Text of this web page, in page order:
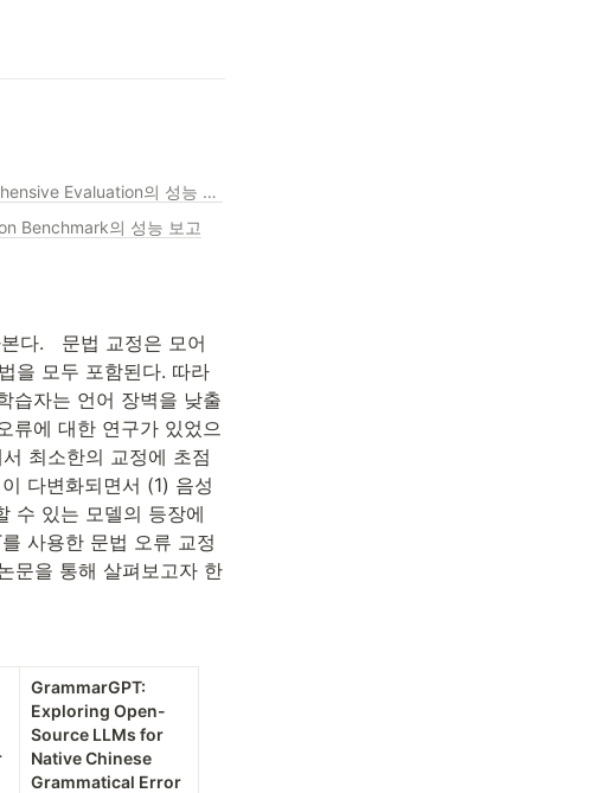
Is ChatGPT a Highly Fluent Grammatical Error Correction System?A Comprehensive Evaluation의 성능 보고
Benchmark의 성능 보고
다.   문법 교정은 모어
을 모두 포함된다. 따라
습자는 언어 장벽을 낮출
류에 대한 연구가 있었으
최소한의 교정에 초점
다변화되면서 (1) 음성
수 있는 모델의 등장에
사용한 문법 오류 교정
문을 통해 살펴보고자 한
GrammarGPT:
Exploring Open-
Source LLMs for
Native Chinese
Grammatical Error